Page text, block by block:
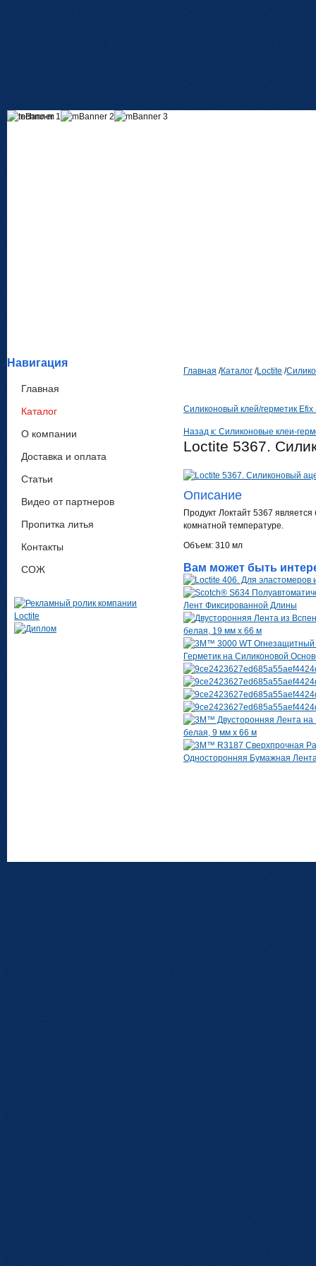
Навигация
Главная
Каталог
О компании
Доставка и оплата
Статьи
Видео от партнеров
Пропитка литья
Контакты
СОЖ
Главная /Каталог /Loctite /
Cиликоновый клей/герметик Efix
Назад к: Силиконовые клеи-
Loctite 5367.
Описание
Продукт Локтайт 5367
комнатной температуре.
Объем: 310 мл
Вам может быть
Лент Фиксированной Длины
белая, 19 мм х 66 м
Герметик на Силиконовой
белая, 9 мм х 66 м
Односторонняя Бумажная